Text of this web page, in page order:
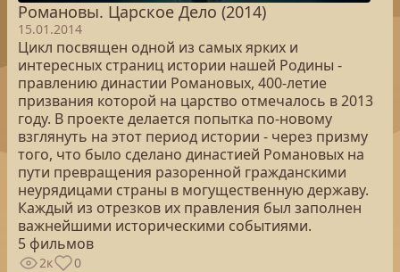
Романовы. Царское Дело (2014)
15.01.2014
Цикл посвящен одной из самых ярких и
интересных страниц истории нашей Родины -
правлению династии Романовых, 400-летие
призвания которой на царство отмечалось в 2013
году. В проекте делается попытка по-новому
взглянуть на этот период истории - через призму
того, что было сделано династией Романовых на
пути превращения разоренной гражданскими
неурядицами страны в могущественную державу.
Каждый из отрезков их правления был заполнен
важнейшими историческими событиями.
5 фильмов
2к 0